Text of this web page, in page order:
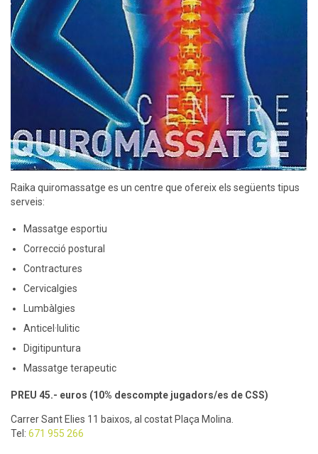
Raika quiromassatge es un centre que ofereix els següents tipus
serveis:
Massatge esportiu
Correcció postural
Contractures
Cervicalgies
Lumbàlgies
Anticel·lulitic
Digitipuntura
Massatge terapeutic
PREU 45.- euros (10% descompte jugadors/es de CSS)
Carrer Sant Elies 11 baixos, al costat Plaça Molina.
Tel: 671 955 266